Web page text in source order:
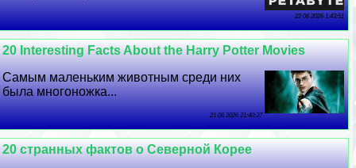
22 06 2026 1:43:51
20 Interesting Facts About the Harry Potter Movies
Самым маленьким животным среди них
была многоножка...
21 06 2026 21:40:37
20 странных фактов о Северной Корее